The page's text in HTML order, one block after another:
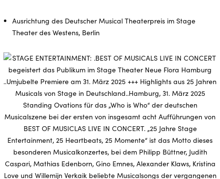
Ausrichtung des Deutscher Musical Theaterpreis im Stage
Theater des Westens, Berlin